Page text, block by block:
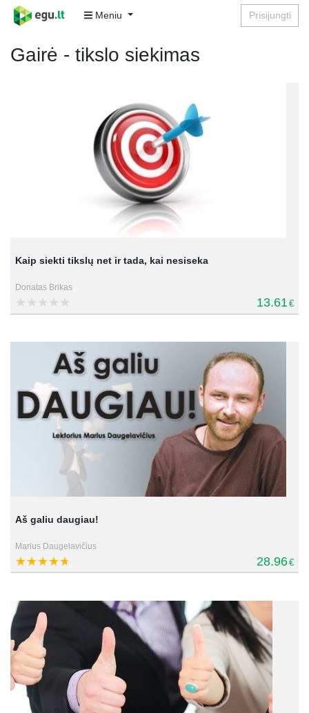
Meniu Prisijungti
Gairė - tikslo siekimas
Kaip siekti tikslų net ir tada, kai nesiseka
Donatas Brikas
13.61 €
Aš galiu daugiau!
Marius Daugelavičius
28.96€